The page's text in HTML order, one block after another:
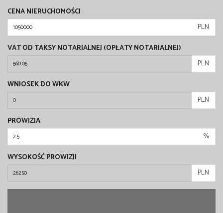
CENA NIERUCHOMOŚCI
PLN
VAT OD TAKSY NOTARIALNEJ (OPŁATY NOTARIALNEJ)
PLN
WNIOSEK DO WKW
PLN
PROWIZJA
%
WYSOKOŚĆ PROWIZJI
PLN